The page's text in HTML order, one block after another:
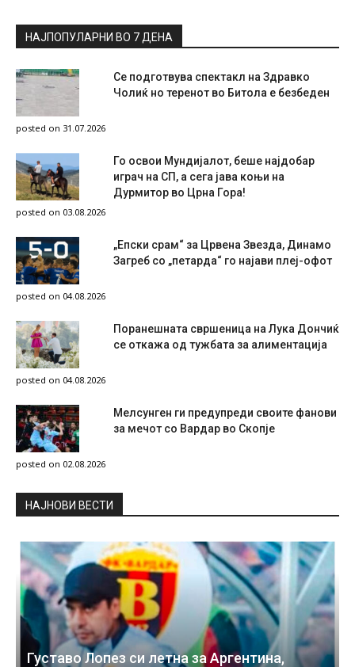
НАЈПОПУЛАРНИ ВО 7 ДЕНА
Се подготвува спектакл на Здравко
Чолиќ но теренот во Битола е безбеден
posted on 31.07.2026
Го освои Мундијалот, беше најдобар
играч на СП, а сега јава коњи на
Дурмитор во Црна Гора!
posted on 03.08.2026
„Епски срам“ за Црвена Звезда, Динамо
Загреб со „петарда“ го најави плеј-офот
posted on 04.08.2026
Поранешната свршеница на Лука Дончиќ
се откажа од тужбата за алиментација
posted on 04.08.2026
Мелсунген ги предупреди своите фанови
за мечот со Вардар во Скопје
posted on 02.08.2026
НAЈНОВИ ВЕСТИ
Густаво Лопез си летна за Аргентина,